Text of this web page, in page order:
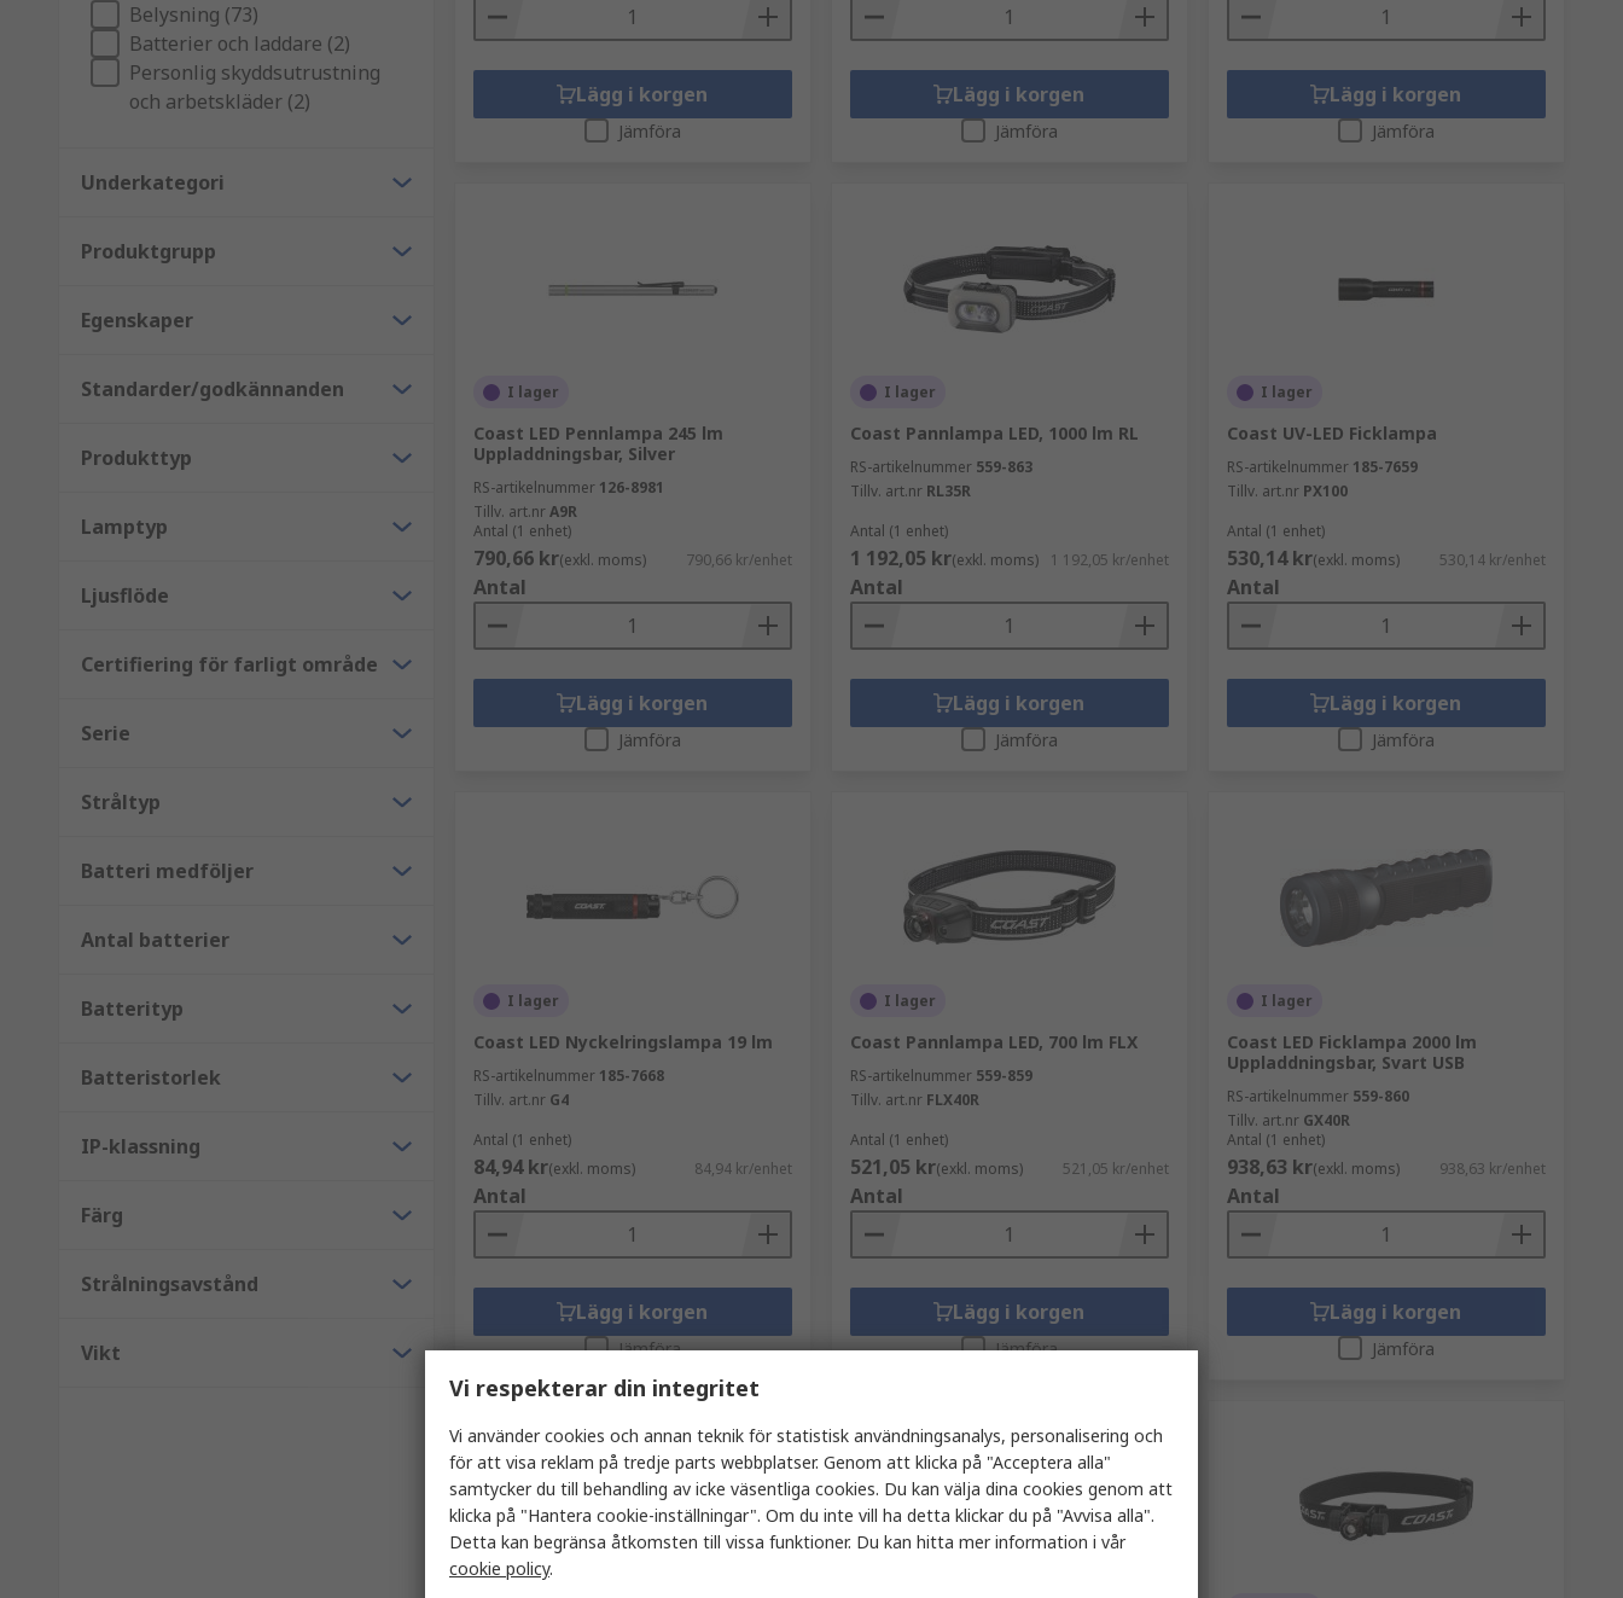
Belysning (73)
Batterier och laddare (2)
Personlig skyddsutrustning
och arbetskläder (2)
Underkategori
Produktgrupp
Egenskaper
Standarder/godkännanden
Produkttyp
Lamptyp
Ljusflöde
Certifiering för farligt område
Serie
Stråltyp
Batteri medföljer
Antal batterier
Batterityp
Batteristorlek
IP-klassning
Färg
Strålningsavstånd
Vikt
Lägg i korgen
Jämföra
Lägg i korgen
Jämföra
Lägg i korgen
Jämföra
I lager
Coast LED Pennlampa 245 lm
Uppladdningsbar, Silver
RS-artikelnummer 126-8981
Tillv. art.nrA9R
Antal (1 enhet)
790,66 kr(exkl. moms) 790,66 kr/enhet
Antal
Lägg i korgen
Jämföra
I lager
Coast Pannlampa LED, 1000 lm RL
RS-artikelnummer 559-863
Tillv. art.nr RL35R
Antal (1 enhet)
1 192,05 kr(exkl. moms) 1 192,05 kr/enhet
Antal
Lägg i korgen
Jämföra
I lager
Coast UV-LED Ficklampa
RS-artikelnummer 185-7659
Tillv. art.nr PX100
Antal (1 enhet)
530,14 kr(exkl. moms) 530,14 kr/enhet
Antal
Lägg i korgen
Jämföra
I lager
Coast LED Nyckelringslampa 19 lm
RS-artikelnummer 185-7668
Tillv. art.nr G4
Antal (1 enhet)
84,94 kr(exkl. moms) 84,94 kr/enhet
Antal
Lägg i korgen
Jämföra
I lager
Coast Pannlampa LED, 700 lm FLX
RS-artikelnummer 559-859
Tillv. art.nr FLX40R
Antal (1 enhet)
521,05 kr(exkl. moms) 521,05 kr/enhet
Antal
Lägg i korgen
Jämföra
I lager
Coast LED Ficklampa 2000 lm
Uppladdningsbar, Svart USB
RS-artikelnummer 559-860
Tillv. art.nr GX40R
Antal (1 enhet)
938,63 kr(exkl. moms) 938,63 kr/enhet
Antal
Lägg i korgen
Jämföra
Vi respekterar din integritet
Vi använder cookies och annan teknik för statistisk användningsanalys, personalisering och
för att visa reklam på tredje parts webbplatser. Genom att klicka på "Acceptera alla"
samtycker du till behandling av icke väsentliga cookies. Du kan välja dina cookies genom att
klicka på "Hantera cookie-inställningar". Om du inte vill ha detta klickar du på "Avvisa alla".
Detta kan begränsa åtkomsten till vissa funktioner. Du kan hitta mer information i vår
cookie policy.